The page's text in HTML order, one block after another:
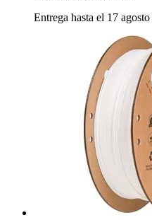
Entrega hasta el 17 agosto